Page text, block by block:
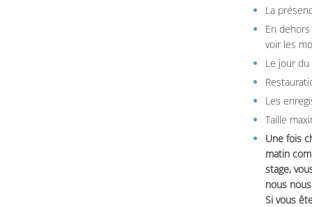
La
En
voir les
Le jour
Les
Taille
Une fois
matin
stage,
nous
Si vous